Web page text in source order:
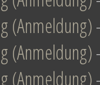
(Anmeldung)
(Anmeldung)
(Anmeldung)